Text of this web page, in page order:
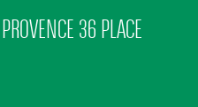
36 PLACE